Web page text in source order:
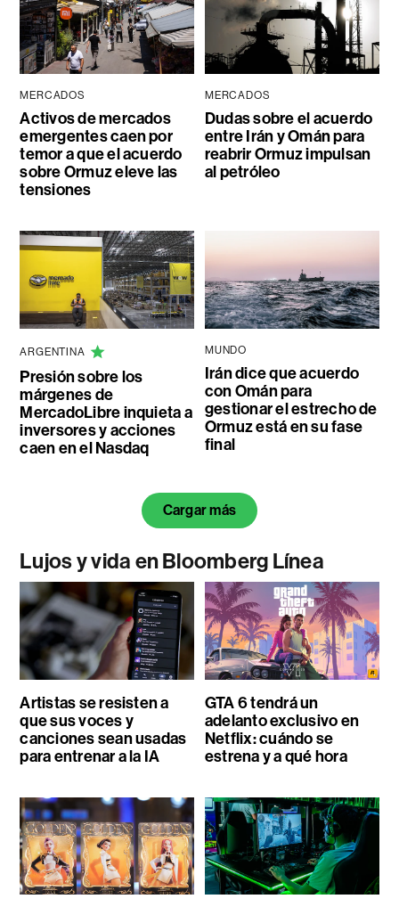
MERCADOS
Activos de mercados
emergentes caen por
temor a que el acuerdo
sobre Ormuz eleve las
tensiones
MERCADOS
Dudas sobre el acuerdo
entre Irán y Omán para
reabrir Ormuz impulsan
al petróleo
ARGENTINA
Presión sobre los
márgenes de
MercadoLibre inquieta a
inversores y acciones
caen en el Nasdaq
MUNDO
Irán dice que acuerdo
con Omán para
gestionar el estrecho de
Ormuz está en su fase
final
Cargar más
Lujos y vida en Bloomberg Línea
Artistas se resisten a
que sus voces y
canciones sean usadas
para entrenar a la IA
GTA 6 tendrá un
adelanto exclusivo en
Netflix: cuándo se
estrena y a qué hora